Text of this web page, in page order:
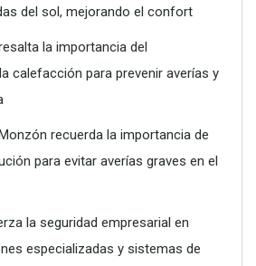
del sol, mejorando el confort
la importancia del
calefacción para prevenir averías y
recuerda la importancia de
para evitar averías graves en el
la seguridad empresarial en
especializadas y sistemas de